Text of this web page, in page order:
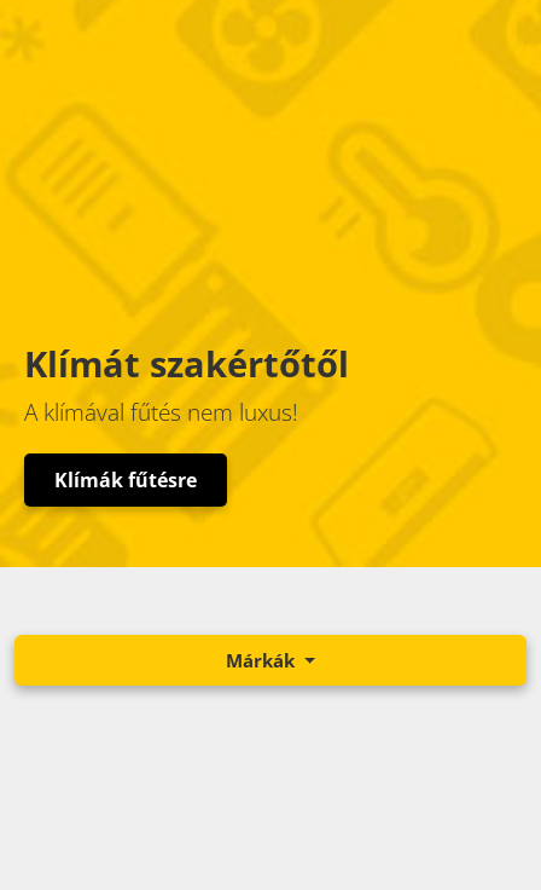
Klímát szakértőtől
A klímával fűtés nem luxus!
Klímák fűtésre
Márkák